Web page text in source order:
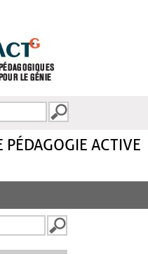
PÉDAGOGIE ACTIVE